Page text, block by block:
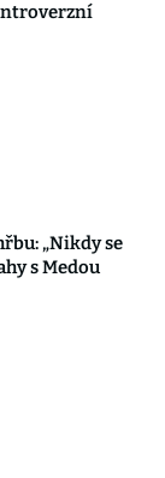
„Nikdy se
s Medou